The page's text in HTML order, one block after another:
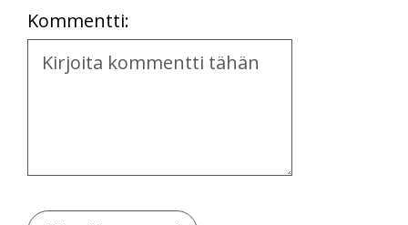
Kommentti:
Kommentti